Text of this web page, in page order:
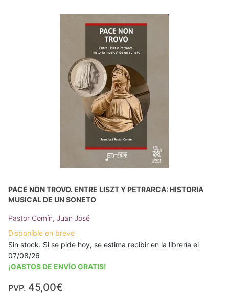
PACE NON TROVO. ENTRE LISZT Y PETRARCA: HISTORIA
MUSICAL DE UN SONETO
Pastor Comín, Juan José
Disponible en breve
Sin stock. Si se pide hoy, se estima recibir en la librería el
07/08/26
¡GASTOS DE ENVÍO GRATIS!
PVP. 45,00€